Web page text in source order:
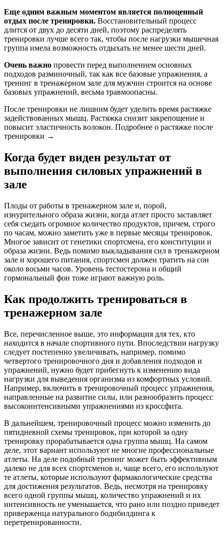
Еще одним важным моментом является полноценный
отдых после тренировки. Восстановительный процесс
длится от двух до десяти дней, поэтому распределять
тренировки лучше всего так, чтобы после нагрузки мышечная
группа имела возможность отдыхать не менее шести дней.
Очень важно провести перед выполнением основных
подходов разминочный, так как все базовые упражнения, а
тренинг в тренажерном зале для мужчин строится на основе
базовых упражнений, весьма травмоопасны.
После тренировки не лишним будет уделить время растяжке
задействованных мышц. Растяжка снизит закрепощение и
повысит эластичность волокон. Подробнее о растяжке после
тренировки →
Когда будет виден результат от
выполнения силовых упражнений в
зале
Плоды от работы в тренажерном зале и, порой,
изнурительного образа жизни, когда атлет просто заставляет
себя съедать огромное количество продуктов, причем, строго
по часам, можно заметить уже в первые месяцы тренировок.
Многое зависит от генетики спортсмена, его конституции и
образа жизни. Ведь помимо выкладывания сил в тренажерном
зале и хорошего питания, спортсмен должен тратить на сон
около восьми часов. Уровень тестостерона и общий
гормональный фон тоже играют важную роль.
Как продолжить тренироваться в
тренажерном зале
Все, перечисленное выше, это информация для тех, кто
находится в начале спортивного пути. Впоследствии нагрузку
следует постепенно увеличивать, например, помимо
четвертого тренировочного дня и добавления подходов и
упражнений, нужно будет прибегнуть к изменению вида
нагрузки для выведения организма из комфортных условий.
Например, включить в тренировочный процесс упражнения,
направленные на развитие силы, или разнообразить процесс
высокоинтенсивными упражнениями из кроссфита.
В дальнейшем, тренировочный процесс можно изменить до
пятидневной схемы тренировок, при которой за одну
тренировку прорабатывается одна группа мышц. На самом
деле, этот вариант используют не многие профессиональные
атлеты. На деле подобный тренинг может быть эффективным
далеко не для всех спортсменов и, чаще всего, его используют
те атлеты, которые используют фармакологические средства
для достижения результатов. Ведь, несмотря на тренировку
всего одной группы мышц, количество упражнений и их
интенсивность не уменьшается, что рано или поздно приведет
приверженца натурального бодибилдинга к
перетренированности.